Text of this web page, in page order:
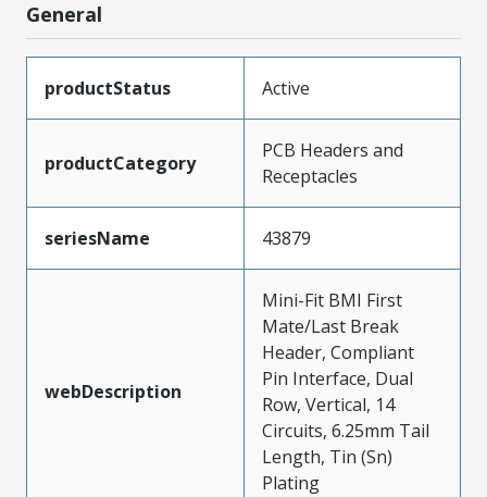
General
productStatus Active
productCategory
PCB Headers and
Receptacles
seriesName 43879
webDescription
Mini-Fit BMI First
Mate/Last Break
Header, Compliant
Pin Interface, Dual
Row, Vertical, 14
Circuits, 6.25mm Tail
Length, Tin (Sn)
Plating